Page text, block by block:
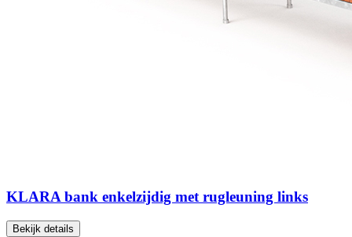
KLARA bank enkelzijdig met rugleuning links
Bekijk details